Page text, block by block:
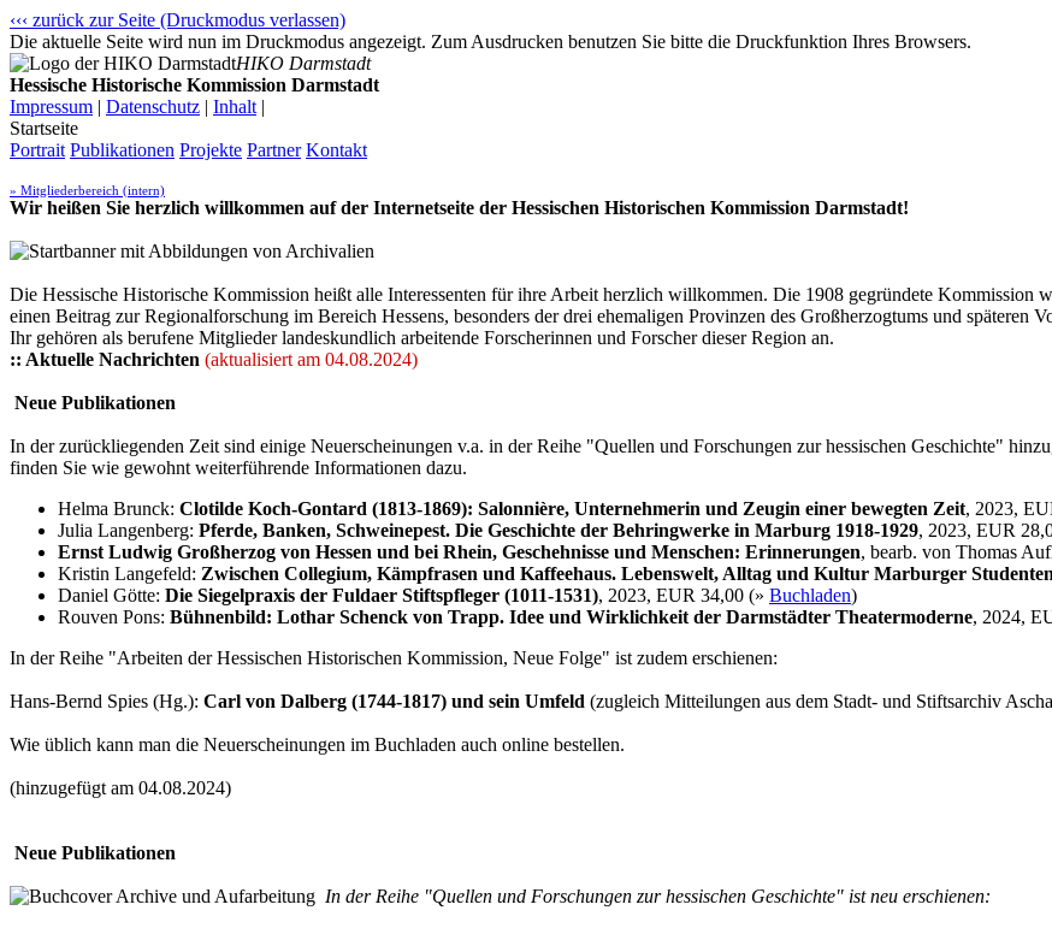
‹‹‹ zurück zur Seite (Druckmodus verlassen)
Die aktuelle Seite wird nun im Druckmodus angezeigt. Zum Ausdrucken benutzen Sie bitte die Druckfunktion Ihres Browsers.
HIKO Darmstadt
Hessische Historische Kommission Darmstadt
Impressum | Datenschutz | Inhalt |
Startseite
Portrait Publikationen Projekte Partner Kontakt
» Mitgliederbereich (intern)
Wir heißen Sie herzlich willkommen auf der Internetseite der Hessischen Historischen Kommission Darmstadt!
Die Hessische Historische Kommission heißt alle Interessenten für ihre Arbeit herzlich willkommen. Die 1908 gegründete Kommission
einen Beitrag zur Regionalforschung im Bereich Hessens, besonders der drei ehemaligen Provinzen des Großherzogtums und späteren
Ihr gehören als berufene Mitglieder landeskundlich arbeitende Forscherinnen und Forscher dieser Region an.
:: Aktuelle Nachrichten (aktualisiert am 04.08.2024)
Neue Publikationen
In der zurückliegenden Zeit sind einige Neuerscheinungen v.a. in der Reihe "Quellen und Forschungen zur hessischen Geschichte"
finden Sie wie gewohnt weiterführende Informationen dazu.
Helma Brunck: Clotilde Koch-Gontard (1813-1869): Salonnière, Unternehmerin und Zeugin einer bewegten Zeit, 2023,
Julia Langenberg: Pferde, Banken, Schweinepest. Die Geschichte der Behringwerke in Marburg 1918-1929, 2023, EUR
Ernst Ludwig Großherzog von Hessen und bei Rhein, Geschehnisse und Menschen: Erinnerungen, bearb. von Thomas
Kristin Langefeld: Zwischen Collegium, Kämpfrasen und Kaffeehaus. Lebenswelt, Alltag und Kultur Marburger
Daniel Götte: Die Siegelpraxis der Fuldaer Stiftspfleger (1011-1531), 2023, EUR 34,00 (» Buchladen)
Rouven Pons: Bühnenbild: Lothar Schenck von Trapp. Idee und Wirklichkeit der Darmstädter Theatermoderne, 2024,
In der Reihe "Arbeiten der Hessischen Historischen Kommission, Neue Folge" ist zudem erschienen:
Hans-Bernd Spies (Hg.): Carl von Dalberg (1744-1817) und sein Umfeld (zugleich Mitteilungen aus dem Stadt- und Stiftsarchiv
Wie üblich kann man die Neuerscheinungen im Buchladen auch online bestellen.
(hinzugefügt am 04.08.2024)
Neue Publikationen
In der Reihe "Quellen und Forschungen zur hessischen Geschichte" ist neu erschienen: